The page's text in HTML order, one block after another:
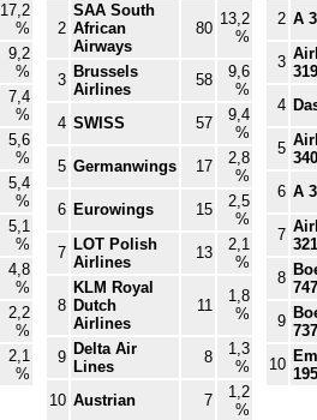
17,2
%
9,2
%
7,4
%
5,6
%
5,4
%
5,1
%
4,8
%
2,2
%
2,1
%
2
SAA South
African
Airways
80
13,2
%
3 Brussels
Airlines
58
9,6
%
4 SWISS 57
9,4
%
5 Germanwings 17
2,8
%
6 Eurowings 15
2,5
%
7 LOT Polish
Airlines
13
2,1
%
8
KLM Royal
Dutch
Airlines
11
1,8
%
9 Delta Air
Lines
8
1,3
%
10 Austrian 7
1,2
%
2 A
3
319
4
5
340
6 A
7
321
8
747
9
737
10
195